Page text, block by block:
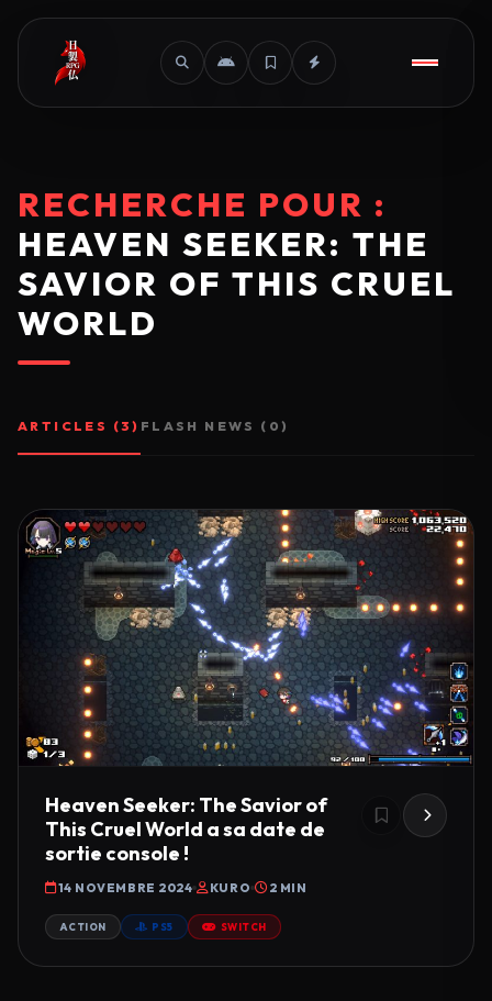
RECHERCHE POUR :
HEAVEN SEEKER: THE
SAVIOR OF THIS CRUEL
WORLD
ARTICLES (3) FLASH NEWS (0)
Heaven Seeker: The Savior of
This Cruel World a sa date de
sortie console !
14 NOVEMBRE 2024 KURO 2 MIN
ACTION PS5 SWITCH